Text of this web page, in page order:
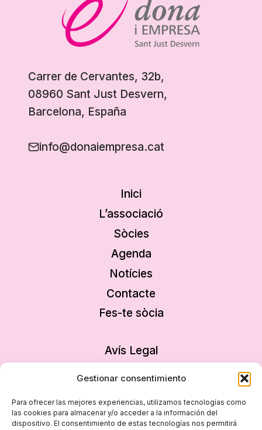
Gestionar consentimiento
Para ofrecer las mejores experiencias, utilizamos tecnologías como
las cookies para almacenar y/o acceder a la información del
dispositivo. El consentimiento de estas tecnologías nos permitirá
Carrer de Cervantes, 32b,
08960 Sant Just Desvern,
Barcelona, España
info@donaiempresa.cat
Inici
L’associació
Sòcies
Agenda
Notícies
Contacte
Fes-te sòcia
Avís Legal
Declaració d’accessibilitat